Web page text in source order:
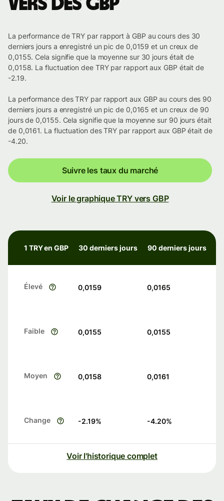
vers des GBP
La performance de TRY par rapport à GBP au cours des 30
derniers jours a enregistré un pic de 0,0159 et un creux de
0,0155. Cela signifie que la moyenne sur 30 jours était de
0,0158. La fluctuation dee TRY par rapport aux GBP était de
-2.19.
La performance des TRY par rapport aux GBP au cours des 90
derniers jours a enregistré un pic de 0,0165 et un creux de 90
jours de 0,0155. Cela signifie que la moyenne sur 90 jours était
de 0,0161. La fluctuation des TRY par rapport aux GBP était de
-4.20.
Suivre les taux du marché
Voir le graphique TRY vers GBP
1 TRY en GBP 30 derniers jours 90 derniers jours
Élevé 0,0159 0,0165
Faible 0,0155 0,0155
Moyen 0,0158 0,0161
Change -2.19% -4.20%
Voir l'historique complet